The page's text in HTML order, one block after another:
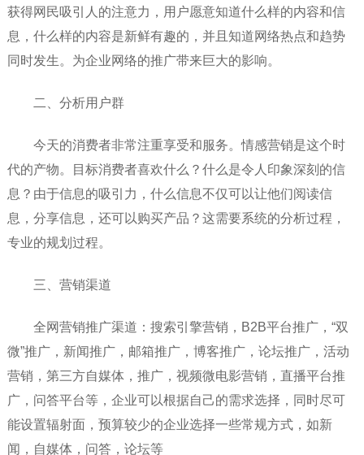
获得网民吸引人的注意力，用户愿意知道什么样的内容和信
息，什么样的内容是新鲜有趣的，并且知道网络热点和趋势
同时发生。为企业网络的推广带来巨大的影响。
二、分析用户群
今天的消费者非常注重享受和服务。情感营销是这个时
代的产物。目标消费者喜欢什么？什么是令人印象深刻的信
息？由于信息的吸引力，什么信息不仅可以让他们阅读信
息，分享信息，还可以购买产品？这需要系统的分析过程，
专业的规划过程。
三、营销渠道
全网营销推广渠道：搜索引擎营销，B2B平台推广，“双
微”推广，新闻推广，邮箱推广，博客推广，论坛推广，活动
营销，第三方自媒体，推广，视频微电影营销，直播平台推
广，问答平台等，企业可以根据自己的需求选择，同时尽可
能设置辐射面，预算较少的企业选择一些常规方式，如新
闻，自媒体，问答，论坛等